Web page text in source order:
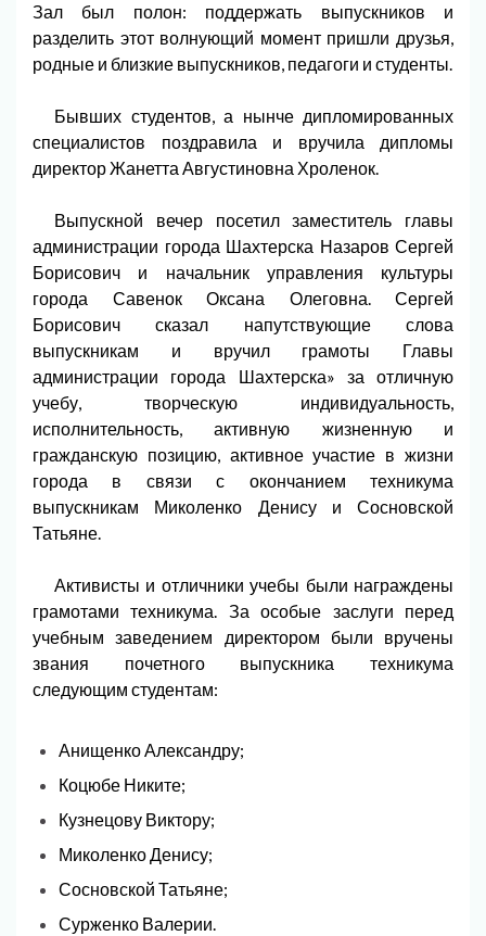
Зал был полон: поддержать выпускников и
разделить этот волнующий момент пришли друзья,
родные и близкие выпускников, педагоги и студенты.
Бывших студентов, а нынче дипломированных
специалистов поздравила и вручила дипломы
директор Жанетта Августиновна Хроленок.
Выпускной вечер посетил заместитель главы
администрации города Шахтерска Назаров Сергей
Борисович и начальник управления культуры
города Савенок Оксана Олеговна. Сергей
Борисович сказал напутствующие слова
выпускникам и вручил грамоты Главы
администрации города Шахтерска» за отличную
учебу, творческую индивидуальность,
исполнительность, активную жизненную и
гражданскую позицию, активное участие в жизни
города в связи с окончанием техникума
выпускникам Миколенко Денису и Сосновской
Татьяне.
Активисты и отличники учебы были награждены
грамотами техникума. За особые заслуги перед
учебным заведением директором были вручены
звания почетного выпускника техникума
следующим студентам:
Анищенко Александру;
Коцюбе Никите;
Кузнецову Виктору;
Миколенко Денису;
Сосновской Татьяне;
Сурженко Валерии.